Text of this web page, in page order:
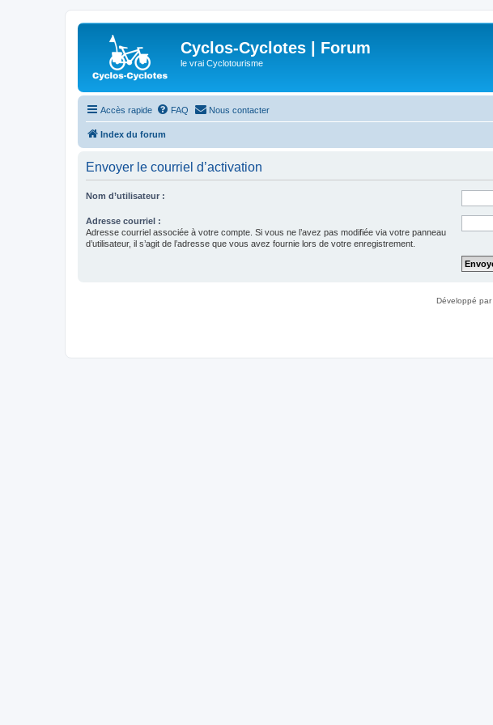
Cyclos-Cyclotes | Forum
le vrai Cyclotourisme
Accès rapide FAQ Nous contacter
Index du forum
Envoyer le courriel d’activation
Nom d’utilisateur :
Adresse courriel :
Adresse courriel associée à votre compte. Si vous ne l’avez pas modifiée via votre panneau
d’utilisateur, il s’agit de l’adresse que vous avez fournie lors de votre enregistrement.
Développé par